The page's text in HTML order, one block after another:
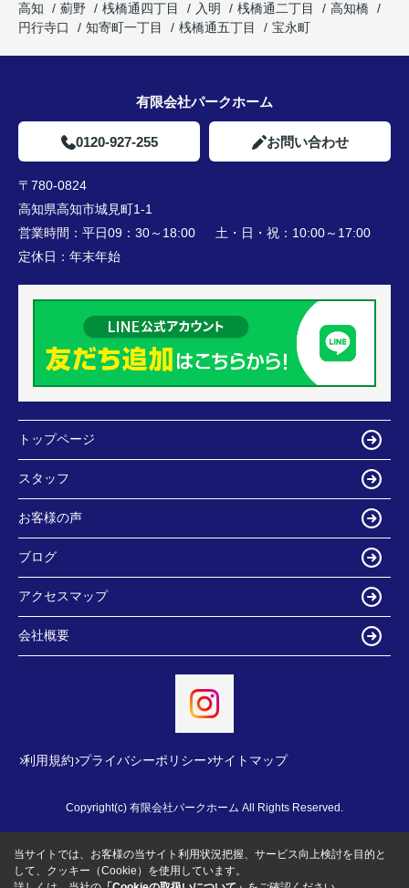
高知
薊野 桟橋通四丁目 入明 桟橋通二丁目
高知橋
円行寺口
知寄町一丁目 桟橋通五丁目 宝永町
有限会社パークホーム
0120-927-255 お問い合わせ
〒780-0824
高知県高知市城見町1-1
営業時間： 平日09：30～18:00 土・日・祝：10:00～17:00
定休日： 年末年始
トップページ
スタッフ
お客様の声
ブログ
アクセスマップ
会社概要
利用規約 プライバシーポリシー サイトマップ
Copyright(c) 有限会社パークホーム All Rights Reserved.
当サイトでは、お客様の当サイト利用状況把握、サービス向上検討を目的と
して、クッキー（Cookie）を使用しています。